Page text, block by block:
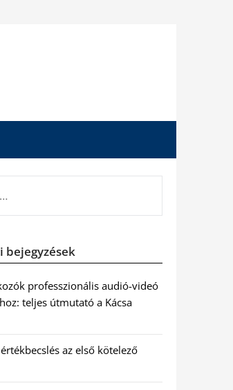
bejegyzések
professzionális audió-videó
teljes útmutató a Kácsa
az első kötelező